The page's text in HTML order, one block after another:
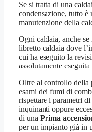
Se si tratta di una
condensazione, tutto
manutenzione della
Ogni caldaia, anche se
libretto caldaia dove
cui ha eseguito la
assolutamente
Oltre al controllo della
esami dei fumi di
rispettare i parametri
inquinanti oppure
di una Prima
per un impianto già in